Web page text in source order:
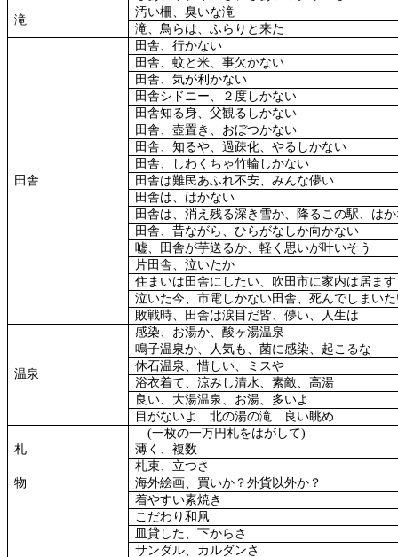
滝
汚い柵、臭いな滝
滝、鳥らは、ふらりと来た
田舎
田舎、行かない
田舎、蚊と米、事欠かない
田舎、気が利かない
田舎シドニー、２度しかない
田舎知る身、父観るしかない
田舎、壺置き、おぼつかない
田舎、知るや、過疎化、やるしかない
田舎、しわくちゃ竹輪しかない
田舎は難民あふれ不安、みんな儚い
田舎は、はかない
田舎は、消え残る深き雪か、降るこの駅、は
田舎、昔ながら、ひらがなしか向かない
嘘、田舎が芋送るか、軽く思いが叶いそう
片田舎、泣いたか
住まいは田舎にしたい、吹田市に家内は居ます
泣いた今、市電しかない田舎、死んでしまい
敗戦時、田舎は涙目だ皆、儚い、人生は
温泉
感染、お湯か、酸ヶ湯温泉
鳴子温泉か、人気も、菌に感染、起こるな
休石温泉、惜しい、ミスや
浴衣着て、涼みし清水、素敵、高湯
良い、大湯温泉、お湯、多いよ
目がないよ 北の湯の滝 良い眺め
札
(一枚の一万円札をはがして)
薄く、複数
札束、立つさ
物
海外絵画、買いか？外貨以外か？
着やすい素焼き
こだわり和凧
皿貸した、下からさ
サンダル、カルダンさ